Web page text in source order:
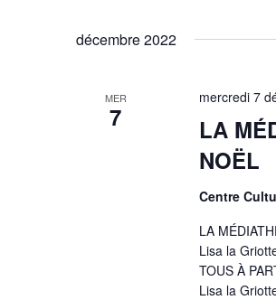
clé.
décembre 2022
MER
7
LA
NOËL
mercredi 7
Centre
LA
Lisa la
TOUS À
Lisa la